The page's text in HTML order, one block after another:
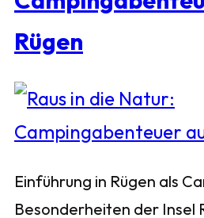
Rügen
Einführung in Rügen als
Besonderheiten der Insel